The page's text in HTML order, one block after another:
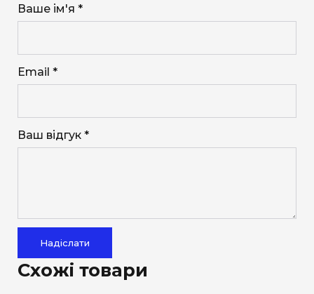
Ваше ім'я *
Email *
Ваш відгук *
Надіслати
Схожі товари